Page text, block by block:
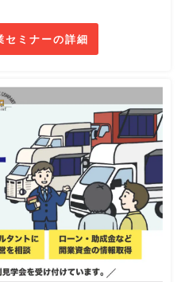
セミナーの詳細